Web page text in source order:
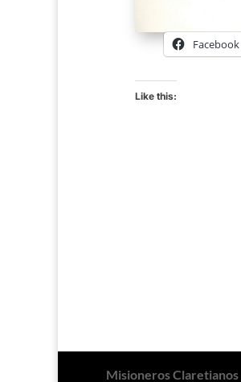
Facebook
Like this:
Misioneros Claretianos